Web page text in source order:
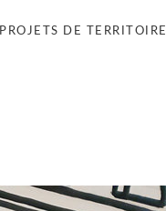
PROJETS DE TERRITOIRE